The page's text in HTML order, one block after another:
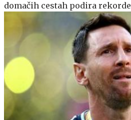
domačih cestah podira rekorde